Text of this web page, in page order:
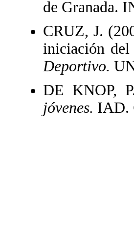
de Granada.
CRUZ, J.
iniciación del
Deportivo.
DE KNOP,
jóvenes. IAD.